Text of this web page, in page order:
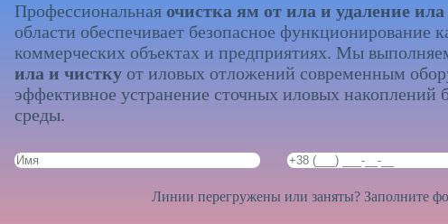
Профессиональная очистка ям от ила и удаление
области обеспечивает безопасное функционирование
коммерческих объектах и предприятиях. Мы
ила и чистку от иловых отложений современным
эффективное устранение сточных иловых
среды.
Линии перегружены или заняты? Заполните